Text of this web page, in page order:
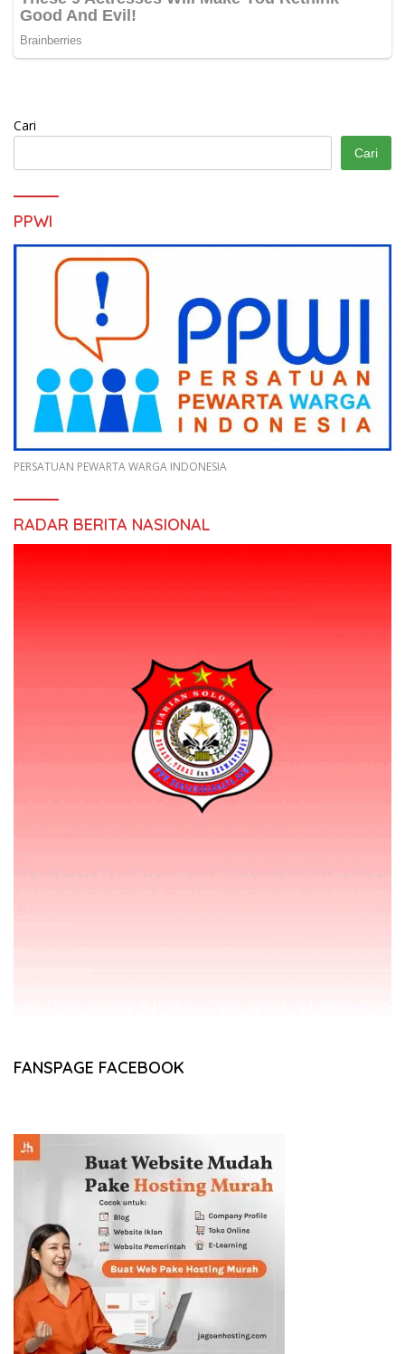
Cari
Cari
PPWI
PERSATUAN PEWARTA WARGA INDONESIA
RADAR BERITA NASIONAL
FANSPAGE FACEBOOK